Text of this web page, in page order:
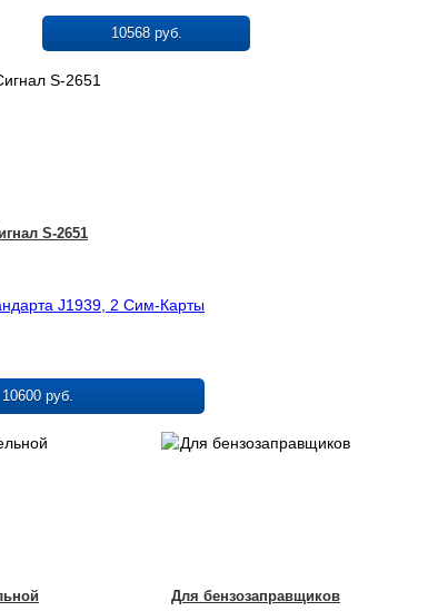
10568 руб.
S-2651
J1939, 2 Сим-Карты
10600 руб.
Для бензозаправщиков